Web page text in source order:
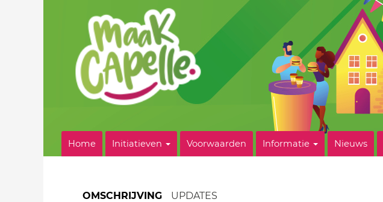
Home Initiatieven Voorwaarden Informatie Nieuws
OMSCHRIJVING UPDATES